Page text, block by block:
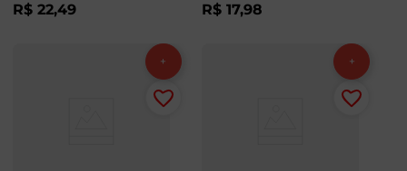
R$ 22,49 R$ 17,98